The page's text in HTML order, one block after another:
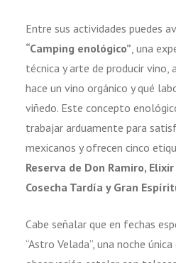
Entre sus actividades puedes
“Camping enológico”, una
técnica y arte de producir vino,
hace un vino orgánico y qué
viñedo. Este concepto
trabajar arduamente para
mexicanos y ofrecen cinco
Reserva de Don Ramiro,
Cosecha Tardía y Gran
Cabe señalar que en fechas
“Astro Velada”, una noche